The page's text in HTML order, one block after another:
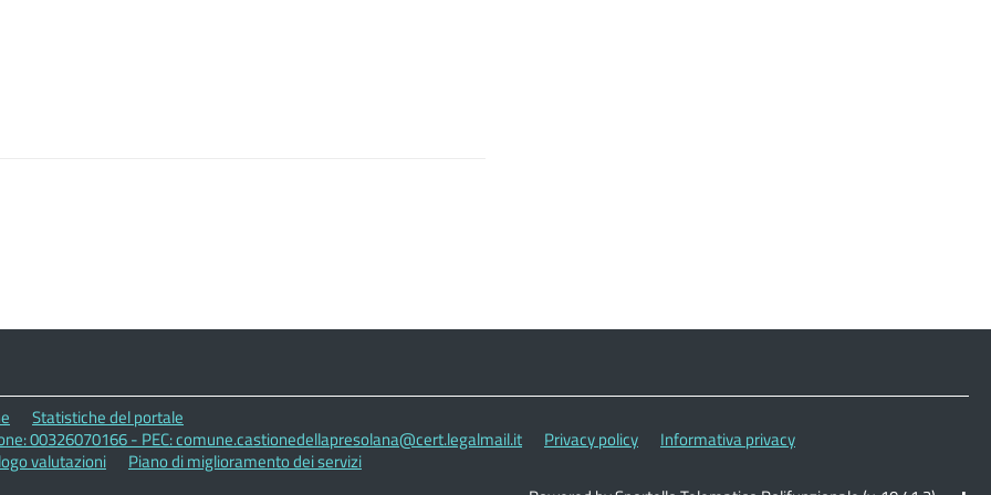
Statistiche del portale
00326070166 - PEC: comune.castionedellapresolana@cert.legalmail.it
Privacy policy
Informativa privacy
valutazioni
Piano di miglioramento dei servizi